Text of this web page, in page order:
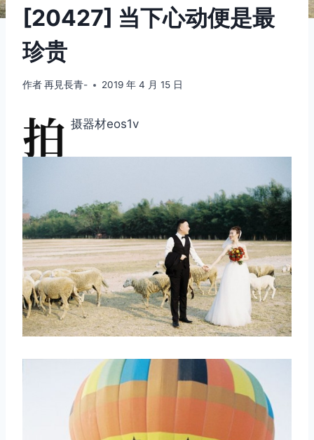
[20427] 当下心动便是最
珍贵
作者再見長青- 2019 年 4 月 15 日
拍 摄器材eos1v